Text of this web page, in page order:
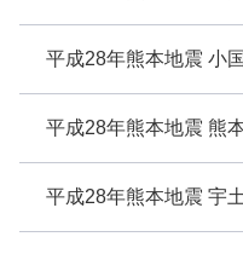
平成28年熊本地震 小
平成28年熊本地震 熊
平成28年熊本地震 宇